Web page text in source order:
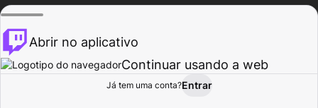
Procurar Atividade
Abrir no aplicativo
Continuar usando a web
Já tem uma conta?Entrar